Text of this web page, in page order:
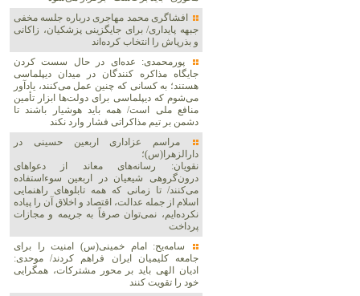
افشاگری محمد مهاجری درباره جلسه مخفی
جبهه پایداری/ برای جایگزینی پزشکیان، زاکانی
و بذرپاش را انتخاب کرده‌اند
پورمحمدی: عده‌ای در حال سست کردن
جایگاه مذاکره کنندگان در میدان دیپلماسی
هستند؛ به کسانی که چنین عمل می‌کنند، یادآور
می‌شوم که دیپلماسی برای دولت‌ها ابزار تأمین
منافع ملی است/ همه باید هوشیار باشند تا
دشمن بر تیم مذاکراتی فشار وارد نکند
مراسم عزاداری اربعین حسینی در
دارالزهرا(س)؛
نقویان: رسانه‌های معاند از دعواهای
درون‌گروهی شیعیان در اربعین سوءاستفاده
می‌کنند/ تا زمانی که همه تابلوهای راهنمایی
اسلام از جمله عدالت، اقتصاد و اخلاق آن را پیاده
نکرده‌ایم، نمی‌توان صرفاً به جریمه و مجازات
پرداخت
سامه‌یح: امام خمینی(س) امنیت را برای
جامعه کلیمیان ایران فراهم کردند/ موحدی:
ادیان الهی باید بر محور مشترکات، همگرایی
خود را تقویت کنند